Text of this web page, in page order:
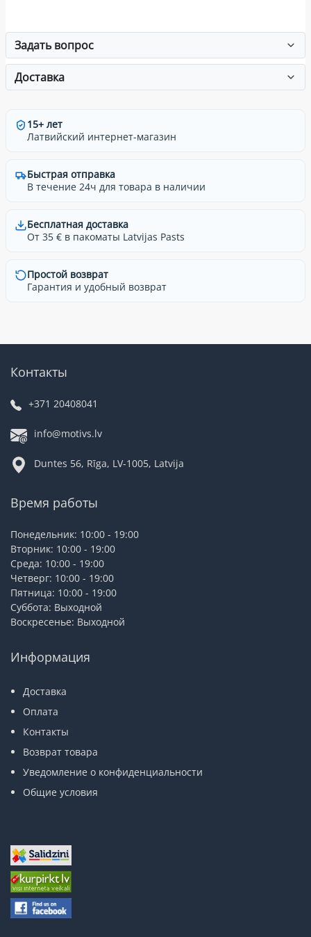
Задать вопрос
Доставка
15+ лет
Латвийский интернет-магазин
Быстрая отправка
В течение 24ч для товара в наличии
Бесплатная доставка
От 35 € в пакоматы Latvijas Pasts
Простой возврат
Гарантия и удобный возврат
Контакты
+371 20408041
info@motivs.lv
Duntes 56, Rīga, LV-1005, Latvija
Время работы
Понедельник: 10:00 - 19:00
Вторник: 10:00 - 19:00
Среда: 10:00 - 19:00
Четверг: 10:00 - 19:00
Пятница: 10:00 - 19:00
Суббота: Выходной
Воскресенье: Выходной
Информация
Доставка
Оплата
Контакты
Возврат товара
Уведомление о конфиденциальности
Общие условия